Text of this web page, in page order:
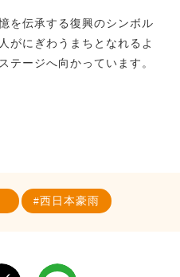
を伝承する復興のシンボル
がにぎわうまちとなれるよ
テージへ向かっています。
西日本豪雨